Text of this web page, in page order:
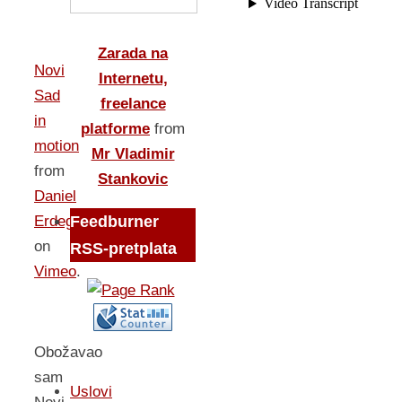
Novi
Sad
in
motion
from
Daniel
Erdeg
on
Vimeo.
Obožavao
sam
Zarada na
Internetu,
freelance
platforme from
Mr Vladimir
Stankovic
Feedburner
RSS-pretplata
Uslovi